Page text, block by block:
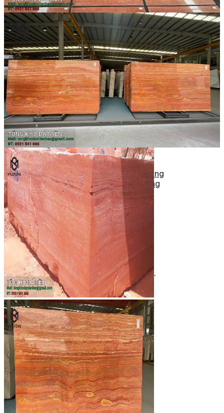
Đá Cầu Thang
Đá Bàn Bếp
Đá Bàn Bếp
Đá Lát Nền
Đá Bàn Bếp Cao Cấp
Đá Ốp
Đá Ốp Bếp
Đá Ốp Mặt Tiền
Đá Ốp Cột
Đá Ốp Mộ
Đá Ốp Thang Máy
Đá Ốp Bàn Bếp Nhân Tạo
Đá Ốp Bếp Tự Nhiên
Tranh đá
Tranh Đá Granite Đối Xứng
Tranh Đá Marble Đối Xứng
Tranh Đá Sơn Thủy Xuyên Sáng
Tranh Đá Thạch Anh Đối Xứng
Tranh Đá Xuyên Sáng Onyx
Vách Tivi ỐP Đá Cao Cấp
Đá Nhân Tạo
0
Giỏ hàng
Chưa có sản phẩm trong giỏ hàng.